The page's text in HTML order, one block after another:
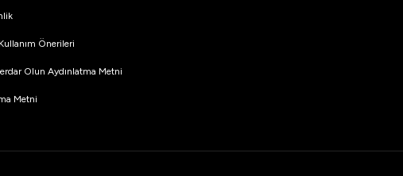
Önerileri
Olun Aydınlatma Metni
Metni